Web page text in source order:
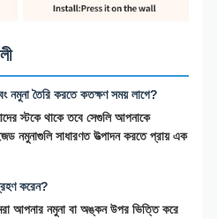
নমুনা তৈরি করতে কতক্ষণ সময় লাগে?
স্টকে থাকে তবে সেগুলি আপনাকে
নমুনাগুলি সাধারণত উত্পাদন করতে প্রায় এক
করেন?
আপনার নমুনা বা অঙ্কন উপর ভিত্তি করে